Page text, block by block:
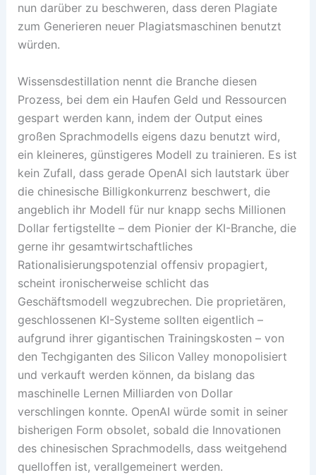
nun darüber zu beschweren, dass deren Plagiate
zum Generieren neuer Plagiatsmaschinen benutzt
würden.
Wissensdestillation nennt die Branche diesen
Prozess, bei dem ein Haufen Geld und Ressourcen
gespart werden kann, indem der Output eines
großen Sprachmodells eigens dazu benutzt wird,
ein kleineres, günstigeres Modell zu trainieren. Es ist
kein Zufall, dass gerade OpenAI sich lautstark über
die chinesische Billigkonkurrenz beschwert, die
angeblich ihr Modell für nur knapp sechs Millionen
Dollar fertigstellte – dem Pionier der KI-Branche, die
gerne ihr gesamtwirtschaftliches
Rationalisierungspotenzial offensiv propagiert,
scheint ironischerweise schlicht das
Geschäftsmodell wegzubrechen. Die proprietären,
geschlossenen KI-Systeme sollten eigentlich –
aufgrund ihrer gigantischen Trainingskosten – von
den Techgiganten des Silicon Valley monopolisiert
und verkauft werden können, da bislang das
maschinelle Lernen Milliarden von Dollar
verschlingen konnte. OpenAI würde somit in seiner
bisherigen Form obsolet, sobald die Innovationen
des chinesischen Sprachmodells, dass weitgehend
quelloffen ist, verallgemeinert werden.